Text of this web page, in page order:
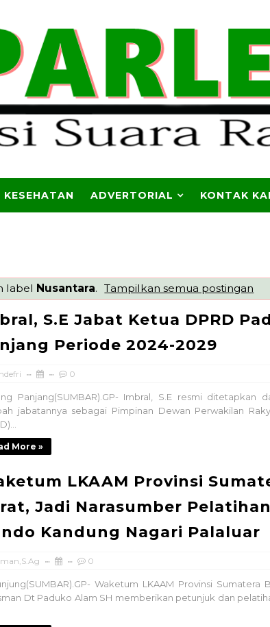
KESEHATAN ADVERTORIAL KONTAK
label Nusantara. Tampilkan semua postingan
S.E Jabat Ketua DPRD
Periode 2024-2029
0
Panjang(SUMBAR).GP- Imbral, S.E resmi ditetapkan
jabatannya sebagai Pimpinan Dewan Perwakilan
More »
LKAAM Provinsi
Jadi Narasumber Pelatihan
Kandung Nagari Palaluar
0
Waketum LKAAM Provinsi Sumatera
Dt Paduko Alam SH memberikan petunjuk dan